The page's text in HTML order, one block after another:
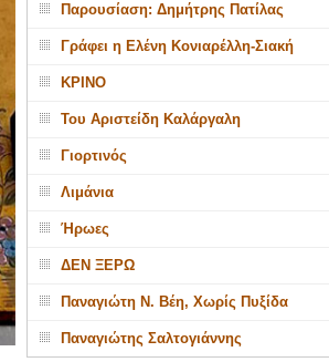
Παρουσίαση: Δημήτρης Πατίλας
Γράφει η Ελένη Κονιαρέλλη-Σιακή
ΚΡΙΝΟ
Του Αριστείδη Καλάργαλη
Γιορτινός
Λιμάνια
Ήρωες
ΔΕΝ ΞΕΡΩ
Παναγιώτη Ν. Βέη, Χωρίς Πυξίδα
Παναγιώτης Σαλτογιάννης